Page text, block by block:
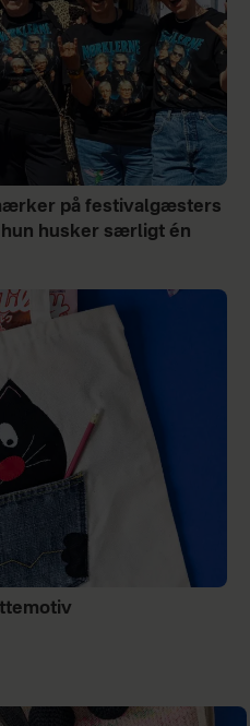
på festivalgæsters
husker særligt én